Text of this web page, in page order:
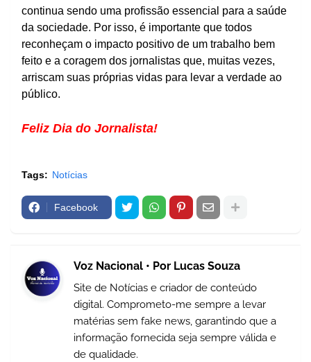
continua sendo uma profissão essencial para a saúde
da sociedade. Por isso, é importante que todos
reconheçam o impacto positivo de um trabalho bem
feito e a coragem dos jornalistas que, muitas vezes,
arriscam suas próprias vidas para levar a verdade ao
público.
Feliz Dia do Jornalista!
Tags: Notícias
Facebook
Voz Nacional • Por Lucas Souza
Site de Notícias e criador de conteúdo
digital. Comprometo-me sempre a levar
matérias sem fake news, garantindo que a
informação fornecida seja sempre válida e
de qualidade.